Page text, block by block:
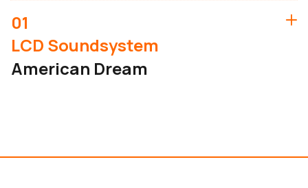
01
LCD Soundsystem
American Dream